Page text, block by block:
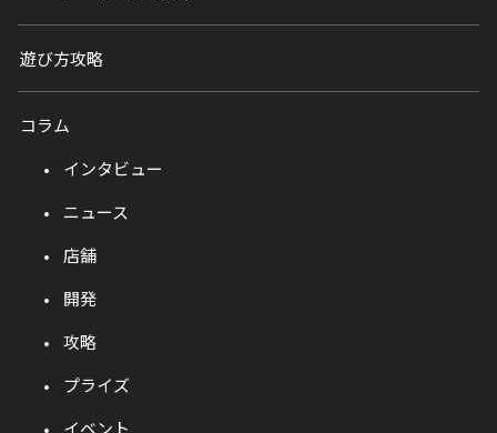
遊び方攻略
コラム
インタビュー
ニュース
店舗
開発
攻略
プライズ